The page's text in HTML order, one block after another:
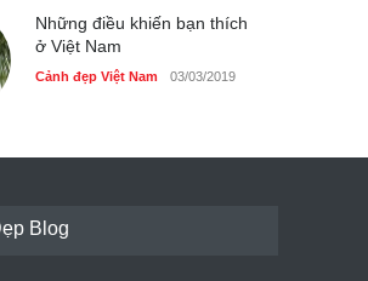
Những điều khiến bạn thích
ở Việt Nam
Cảnh đẹp Việt Nam 03/03/2019
Blog